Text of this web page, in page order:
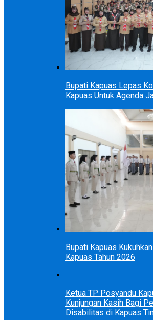
Bupati Kapuas Lepas
Kapuas Untuk Agenda
Bupati Kapuas
Kapuas Tahun 2026
Ketua TP Posyandu
Kunjungan Kasih Bagi
Disabilitas di Kapuas